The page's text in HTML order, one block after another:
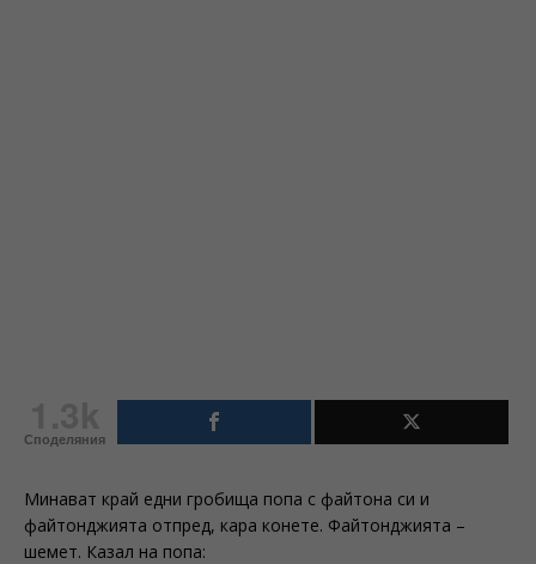
Споделяния
Минават край едни гробища попа с файтона си и
файтонджията отпред, кара конете. Файтонджията –
шемет. Казал на попа: